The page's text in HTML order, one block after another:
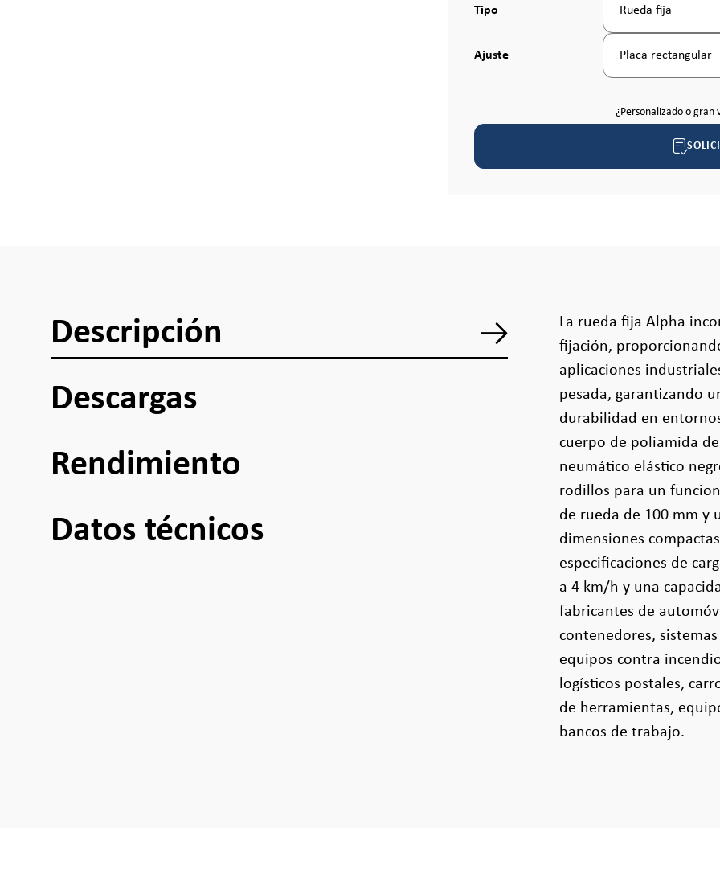
Seleccione
Tipo Rueda fija
Seleccione
Ajuste Placa rectangular
¿Personalizado o gran
Descripción
Descargas
Rendimiento
Datos técnicos
La rueda fija Alpha
fijación,
aplicaciones
pesada, garantizando
durabilidad en
cuerpo de poliamida
neumático elástico
rodillos para un
de rueda de 100 mm y
dimensiones
especificaciones de
a 4 km/h y una
fabricantes de
contenedores,
equipos contra
logísticos postales,
de herramientas,
bancos de trabajo.